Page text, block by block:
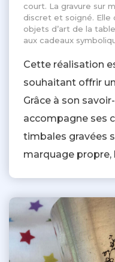
court. La gravure sur
discret et soigné.
objets d’art de la
aux cadeaux
Cette réalisation
souhaitant offrir
Grâce à son
accompagne ses
timbales gravées
marquage propre,